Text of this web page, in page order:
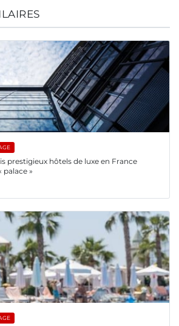
prestigieux hôtels de luxe en France
palace »